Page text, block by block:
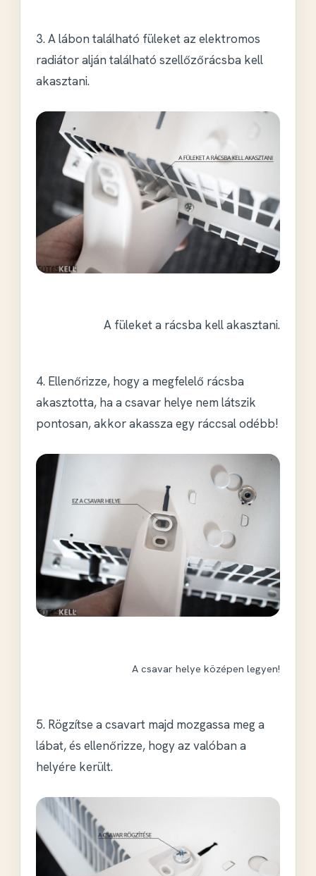
3. A lábon található füleket az elektromos
radiátor alján található szellőzőrácsba kell
akasztani.
A füleket a rácsba kell akasztani.
4. Ellenőrizze, hogy a megfelelő rácsba
akasztotta, ha a csavar helye nem látszik
pontosan, akkor akassza egy ráccsal odébb!
A csavar helye középen legyen!
5. Rögzítse a csavart majd mozgassa meg a
lábat, és ellenőrizze, hogy az valóban a
helyére került.